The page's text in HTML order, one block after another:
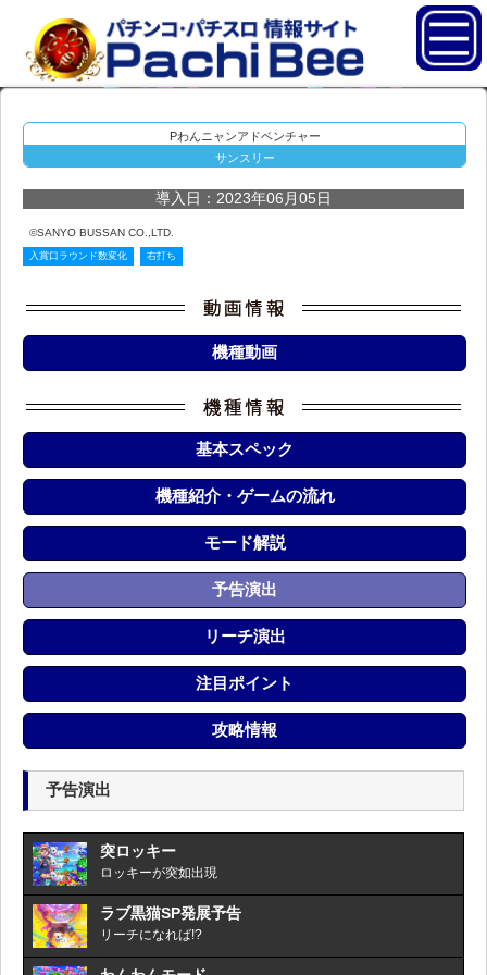
Pわんニャンアドベンチャー
サンスリー
導入日：2023年06月05日
©SANYO BUSSAN CO.,LTD.
入賞口ラウンド数変化 右打ち
機種動画
基本スペック
機種紹介・ゲームの流れ
モード解説
予告演出
リーチ演出
注目ポイント
攻略情報
予告演出
突ロッキー
ロッキーが突如出現
ラブ黒猫SP発展予告
リーチになれば!?